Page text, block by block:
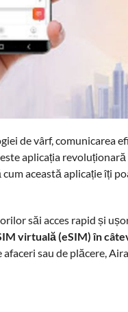
de vârf, comunicarea
aplicația
această aplicație îți
săi acces rapid și
virtuală (eSIM) în
sau de plăcere,